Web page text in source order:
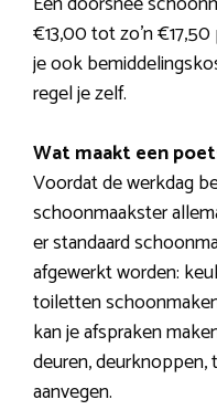
€13,00 tot zo’n
je ook
regel je zelf.
Wat maakt een
Voordat de werkdag
schoonmaakster
er standaard
afgewerkt worden:
toiletten
kan je afspraken
deuren,
aanvegen.